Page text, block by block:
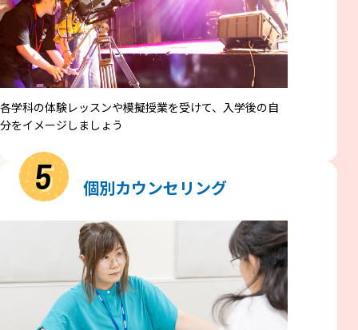
各学科の体験レッスンや模擬授業を受けて、入学後の自
分をイメージしましょう
5 個別カウンセリング